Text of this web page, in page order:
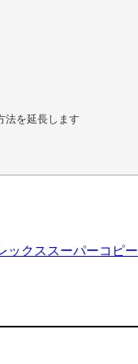
法を延長します
ックススーパーコピー